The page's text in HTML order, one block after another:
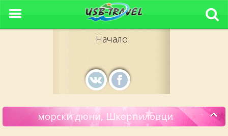
Начало
морски дюни, Шкорпиловци